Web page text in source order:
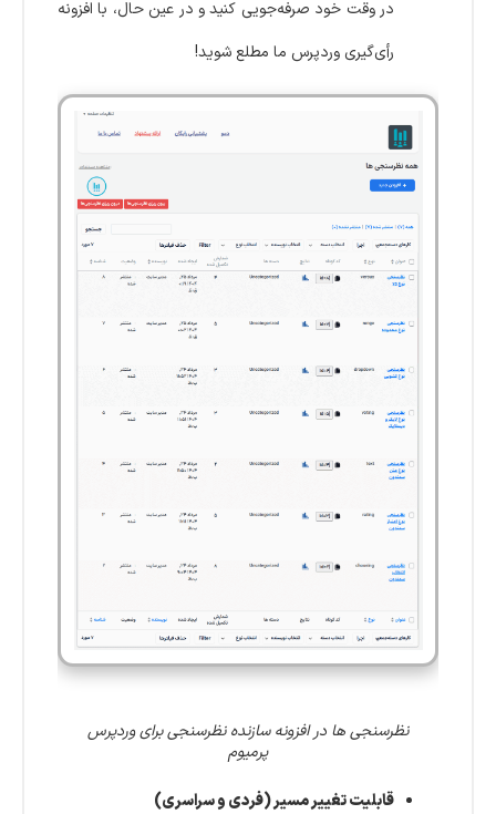
در وقت خود صرفه‌جویی کنید و در عین حال، با افزونه
رأی‌گیری وردپرس ما مطلع شوید!
نظرسنجی ها در افزونه سازنده نظرسنجی برای وردپرس
پرمیوم
قابلیت تغییر مسیر (فردی و سراسری)